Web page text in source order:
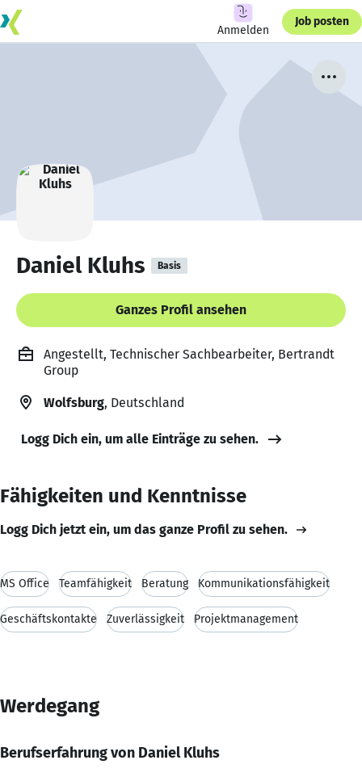
Anmelden
Job posten
Daniel Kluhs Basis
Ganzes Profil ansehen
Angestellt, Technischer Sachbearbeiter, Bertrandt
Group
Wolfsburg, Deutschland
Logg Dich ein, um alle Einträge zu sehen.
Fähigkeiten und Kenntnisse
Logg Dich jetzt ein, um das ganze Profil zu sehen.
MS Office Teamfähigkeit Beratung Kommunikationsfähigkeit
Geschäftskontakte Zuverlässigkeit Projektmanagement
Werdegang
Berufserfahrung von Daniel Kluhs